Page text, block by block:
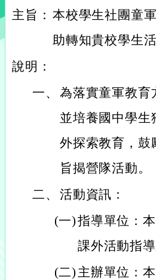
主旨： 本校學生社團童
助轉知貴校學生
說明：
一、 為落實童軍教育
並培養國中學生
外探索教育，鼓
旨揭營隊活動。
二、 活動資訊：
(一)指導單位：
課外活動指導
(二) 主辦單位：